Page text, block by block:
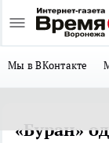
Мы в ВКонтакте
«Буран»